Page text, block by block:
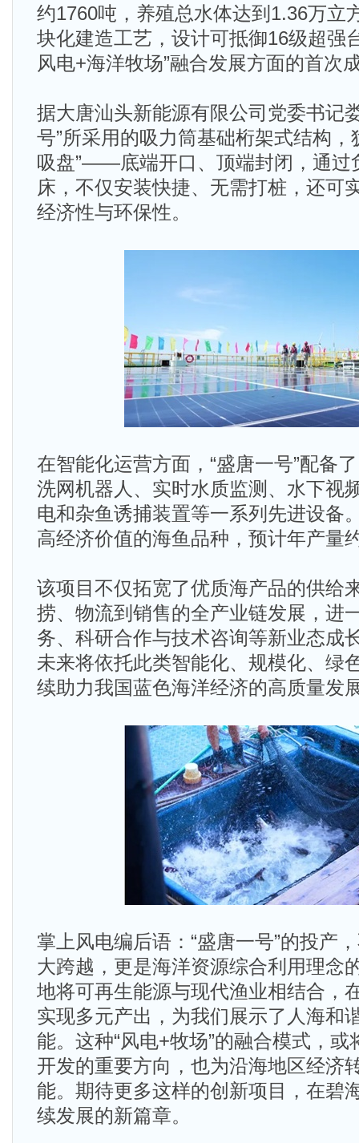
约1760吨，养殖总水体达到1.36万立
块化建造工艺，设计可抵御16级超强
风电+海洋牧场”融合发展方面的首次
据大唐汕头新能源有限公司党委书记
号”所采用的吸力筒基础桁架式结构，
吸盘”——底端开口、顶端封闭，通过
床，不仅安装快捷、无需打桩，还可
经济性与环保性。
在智能化运营方面，“盛唐一号”配备
洗网机器人、实时水质监测、水下视
电和杂鱼诱捕装置等一系列先进设备
高经济价值的海鱼品种，预计年产量
该项目不仅拓宽了优质海产品的供给
捞、物流到销售的全产业链发展，进
务、科研合作与技术咨询等新业态成
未来将依托此类智能化、规模化、绿
续助力我国蓝色海洋经济的高质量发
掌上风电编后语：“盛唐一号”的投产
大跨越，更是海洋资源综合利用理念
地将可再生能源与现代渔业相结合，
实现多元产出，为我们展示了人海和
能。这种“风电+牧场”的融合模式，
开发的重要方向，也为沿海地区经济
能。期待更多这样的创新项目，在碧
续发展的新篇章。